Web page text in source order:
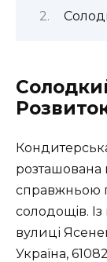
розташована
справжньою
солодощів.
вулиці
Україна,